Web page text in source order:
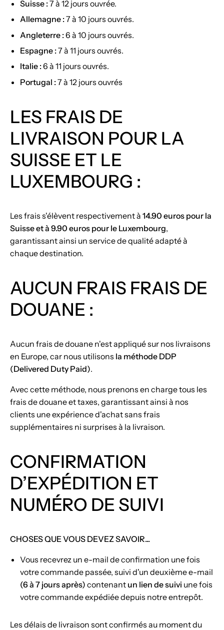
Suisse :7 à 12 jours ouvrée.
Allemagne :7 à 10 jours ouvrés.
Angleterre :6 à 10 jours ouvrés.
Espagne :7 à 11 jours ouvrés.
Italie :6 à 11 jours ouvrés.
Portugal :7 à 12 jours ouvrés
LES FRAIS DE
LIVRAISON POUR LA
SUISSE ET LE
LUXEMBOURG :
Les frais s'élèvent respectivement à 14.90 euros pour la
Suisse et à 9.90 euros pour le Luxembourg,
garantissant ainsi un service de qualité adapté à
chaque destination.
AUCUN FRAIS FRAIS DE
DOUANE :
Aucun frais de douane n'est appliqué sur nos livraisons
en Europe, car nous utilisons la méthode DDP
(Delivered Duty Paid).
Avec cette méthode, nous prenons en charge tous les
frais de douane et taxes, garantissant ainsi à nos
clients une expérience d'achat sans frais
supplémentaires ni surprises à la livraison.
CONFIRMATION
D’EXPÉDITION ET
NUMÉRO DE SUIVI
CHOSES QUE VOUS DEVEZ SAVOIR...
Vous recevrez un e-mail de confirmation une fois
votre commande passée, suivi d'un deuxième e-mail
(6 à 7 jours après) contenant un lien de suivi une fois
votre commande expédiée depuis notre entrepôt.
Les délais de livraison sont confirmés au moment du